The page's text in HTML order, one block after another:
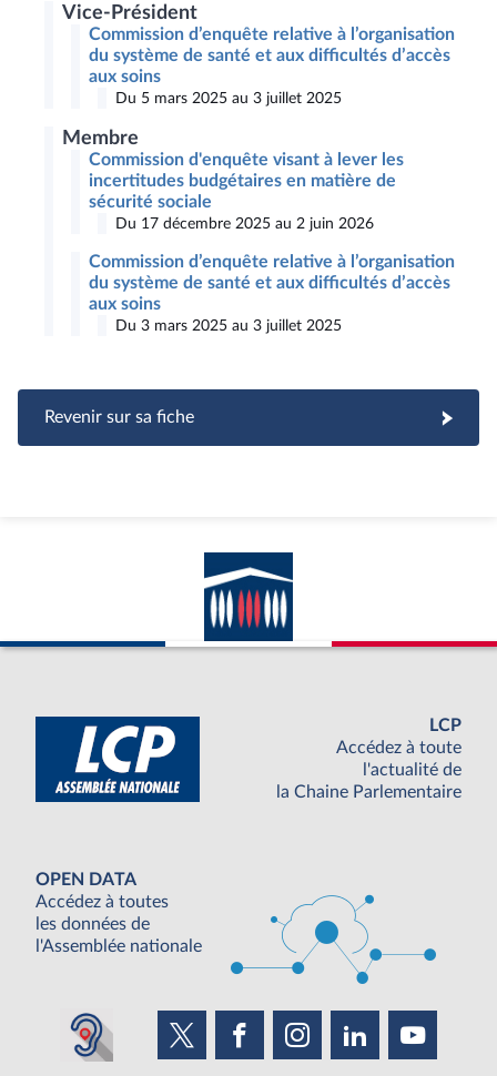
Vice-Président
Commission d’enquête relative à l’organisation
du système de santé et aux difficultés d’accès
aux soins
Du 5 mars 2025 au 3 juillet 2025
Membre
Commission d'enquête visant à lever les
incertitudes budgétaires en matière de
sécurité sociale
Du 17 décembre 2025 au 2 juin 2026
Commission d’enquête relative à l’organisation
du système de santé et aux difficultés d’accès
aux soins
Du 3 mars 2025 au 3 juillet 2025
Revenir sur sa fiche
LCP
Accédez à toute
l'actualité de
la Chaine Parlementaire
OPEN DATA
Accédez à toutes
les données de
l'Assemblée nationale